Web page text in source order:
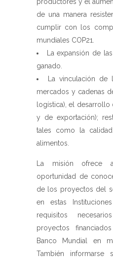
de una manera
cumplir con los
mundiales COP21.
La expansión de
ganado.
La vinculación
mercados y cadenas
logística), el desarrollo
y de exportación);
tales como la
alimentos.
La misión ofrece
oportunidad de
de los proyectos del
en estas
requisitos
proyectos
Banco Mundial en
También